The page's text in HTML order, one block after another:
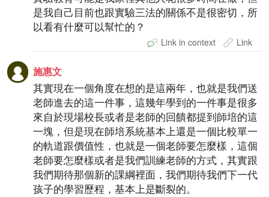
是我自己目前也跟實驗三法的關係不是很密切，所
以看有什麼可以幫忙的？
Link in context Link
施惠文
其實現在一個角度在想的是這兩年，也就是我們送
老師進去的這一件事，這幾年學到的一件事是很多
來自於現場校長或者是老師的回饋都提到師培的這
一塊，但是現在師培系統基本上還是一個比較單一
的軌道跟價值性，也就是一個老師要怎麼樣，這個
老師要怎麼樣或者是我們訓練老師的方式，其實跟
我們期待那個新的課綱裡面，我們期待我們下一代
孩子的學習歷程，基本上是斷裂的。